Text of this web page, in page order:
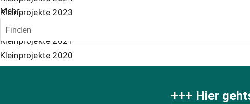
Kleinprojekte 2023
Kleinprojekte 2022
Kleinprojekte 2021
Kleinprojekte 2020
Mehr...
Finden
+++ Hier